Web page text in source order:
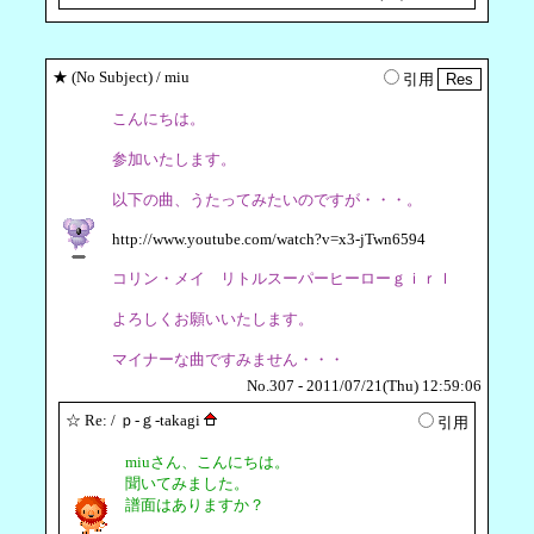
★ (No Subject) / miu 引用
こんにちは。
参加いたします。
以下の曲、うたってみたいのですが・・・。
http://www.youtube.com/watch?v=x3-jTwn6594
コリン・メイ リトルスーパーヒーローｇｉｒｌ
よろしくお願いいたします。
マイナーな曲ですみません・・・
No.307 - 2011/07/21(Thu) 12:59:06
☆ Re: / ｐ-ｇ-takagi 引用
miuさん、こんにちは。
聞いてみました。
譜面はありますか？